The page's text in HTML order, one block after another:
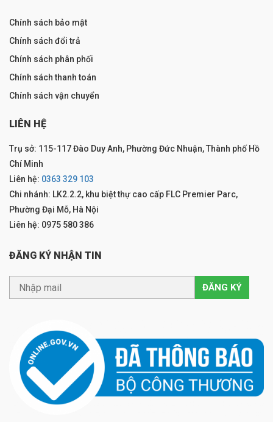
Chính sách bảo mật
Chính sách đổi trả
Chính sách phân phối
Chính sách thanh toán
Chính sách vận chuyển
LIÊN HỆ
Trụ sở: 115-117 Đào Duy Anh, Phường Đức Nhuận, Thành phố Hồ
Chí Minh
Liên hệ: 0363 329 103
Chi nhánh: LK2.2.2, khu biệt thự cao cấp FLC Premier Parc,
Phường Đại Mỗ, Hà Nội
Liên hệ: 0975 580 386
ĐĂNG KÝ NHẬN TIN